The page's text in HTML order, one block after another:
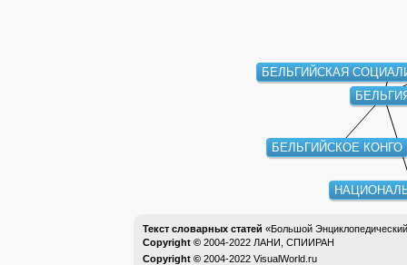
БЕЛЬГИЙСКАЯ
БЕЛЬГИЙСКОЕ КОНГО
Текст словарных статей «Большой
Copyright © 2004-2022 ЛАНИ, СПИИРАН
Copyright © 2004-2022 VisualWorld.ru